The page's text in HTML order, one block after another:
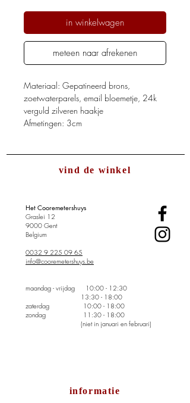
in winkelwagen
meteen naar afrekenen
Materiaal: Gepatineerd brons,
zoetwaterparels, email bloemetje, 24k
verguld zilveren haakje
Afmetingen: 3cm
vind de winkel
Het Cooremetershuys
Graslei 12
9000 Gent
Belgium
0032 9 225 09 65
info@cooremetershuys.be
maandag - vrijdag
10:00 - 12:30
13:30 - 18:00
zaterdag 10:00 - 18:00
zondag 11:30 - 18:00
(niet in januari en februari)
informatie